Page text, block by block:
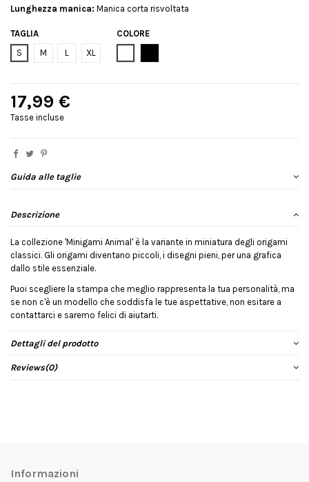
Lunghezza manica: Manica corta risvoltata
TAGLIA
S
M L XL
COLORE
17,99 €
Tasse incluse
Guida alle taglie
Descrizione
La collezione 'Minigami Animal' è la variante in miniatura degli origami
classici. Gli origami diventano piccoli, i disegni pieni, per una grafica
dallo stile essenziale.
Puoi scegliere la stampa che meglio rappresenta la tua personalità, ma
se non c'è un modello che soddisfa le tue aspettative, non esitare a
contattarci e saremo felici di aiutarti.
Dettagli del prodotto
Reviews(0)
Informazioni